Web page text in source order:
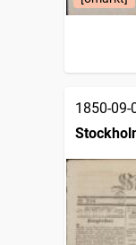
1850-09-